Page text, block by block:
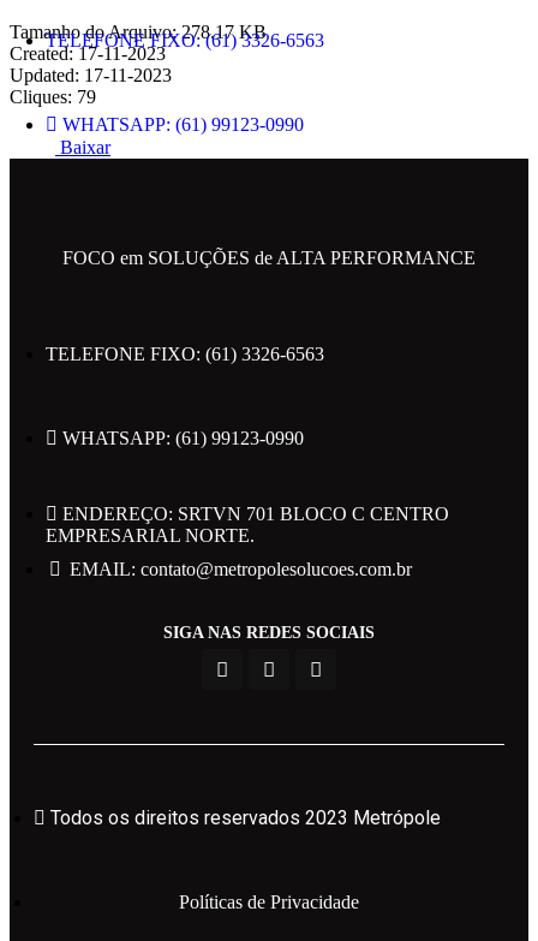
TELEFONE FIXO: (61) 3326-6563
WHATSAPP: (61) 99123-0990
Todos os direitos reservados 2023 Metrópole
Powered by Web Design Brasil
Tamanho do Arquivo: 278.17 KB
Created: 17-11-2023
Updated: 17-11-2023
Cliques: 79
Baixar
FOCO em SOLUÇÕES de ALTA PERFORMANCE
TELEFONE FIXO: (61) 3326-6563
WHATSAPP: (61) 99123-0990
ENDEREÇO: SRTVN 701 BLOCO C CENTRO
EMPRESARIAL NORTE.
EMAIL: contato@metropolesolucoes.com.br
SIGA NAS REDES SOCIAIS
Todos os direitos reservados 2023 Metrópole
Políticas de Privacidade